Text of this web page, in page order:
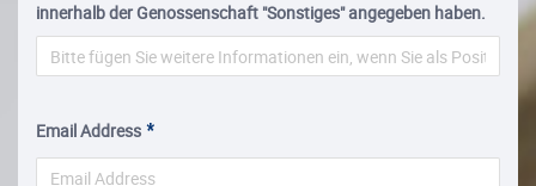
innerhalb der Genossenschaft "Sonstiges" angegeben haben.
Email Address